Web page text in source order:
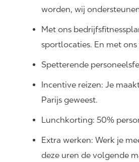
worden, wij
Met ons
sportlocaties. En met
Spetterende
Incentive reizen: Je
Parijs geweest.
Lunchkorting: 50%
Extra werken: Werk je
deze uren de volgende